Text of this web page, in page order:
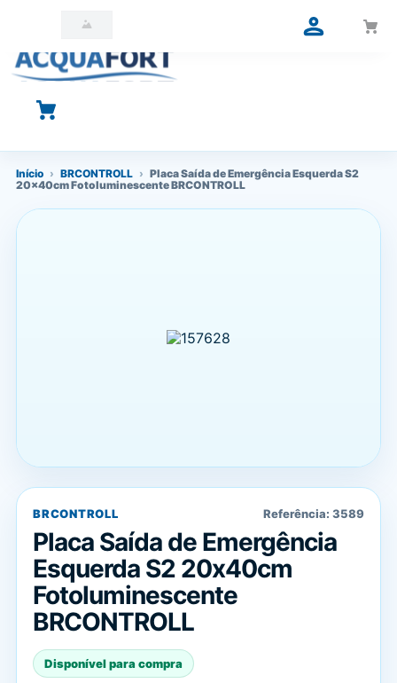
O que você está procurando?
Início › BRCONTROLL › Placa Saída de Emergência Esquerda S2
20x40cm Fotoluminescente BRCONTROLL
BRCONTROLL Referência: 3589
Placa Saída de Emergência
Esquerda S2 20x40cm
Fotoluminescente
BRCONTROLL
Disponível para compra